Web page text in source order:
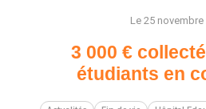
Le 25 novembre
3 000 €
étudiants en